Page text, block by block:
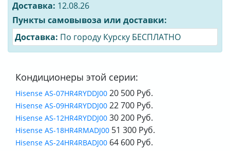
Доставка: 12.08.26
Пункты самовывоза или доставки:
Доставка: По городу Курску БЕСПЛАТНО
Кондиционеры этой серии:
Hisense AS-07HR4RYDDJ00 20 500 Руб.
Hisense AS-09HR4RYDDJ00 22 700 Руб.
Hisense AS-12HR4RYDDJ00 30 200 Руб.
Hisense AS-18HR4RMADJ00 51 300 Руб.
Hisense AS-24HR4RBADJ00 64 600 Руб.